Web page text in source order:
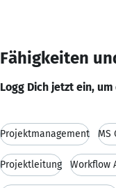
Fähigkeiten
Logg Dich jetzt ein,
Projektmanagement MS
Projektleitung Workflow